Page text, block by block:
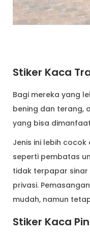
Stiker Kaca
Bagi mereka yang
bening dan terang,
yang bisa
Jenis ini lebih
seperti pembatas
tidak terpapar
privasi.
mudah, namun
Stiker Kaca